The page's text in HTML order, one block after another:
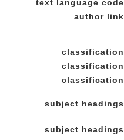
text language code
author link
classification
classification
classification
subject headings
subject headings